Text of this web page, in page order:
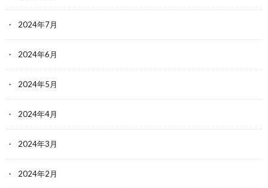
2024年7月
2024年6月
2024年5月
2024年4月
2024年3月
2024年2月